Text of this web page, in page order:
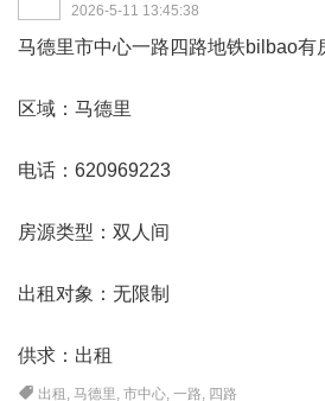
2026-5-11 13:45:38
马德里市中心一路四路地铁bilbao有
区域：马德里
电话：620969223
房源类型：双人间
出租对象：无限制
供求：出租
出租 ,马德里 ,市中心,一路, 四路